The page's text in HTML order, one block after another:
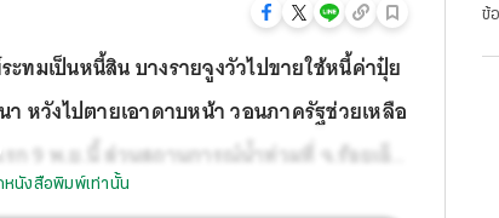
ทมเป็นหนี้สิน บางรายจูงวัวไปขายใช้หนี้ค่าปุ๋ย
หวังไปตายเอาดาบหน้า วอนภาครัฐช่วยเหลือ
ก 9 พ.ย.นี้ ส่วนสถานการณ์น้ำท่วมที่ จ.ร้อยเอ็ด
ยสัปดาห์แล้ว ส่วนชาวสวนองุ่นโคราชผลผลิต
หนังสือพิมพ์เท่านั้น
ข้